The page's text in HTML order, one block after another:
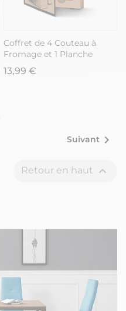
Coffret de 4 Couteau à
Fromage et 1 Planche
ronde en Bois - EMMA
13,99 €
Suivant 
Retour en haut 